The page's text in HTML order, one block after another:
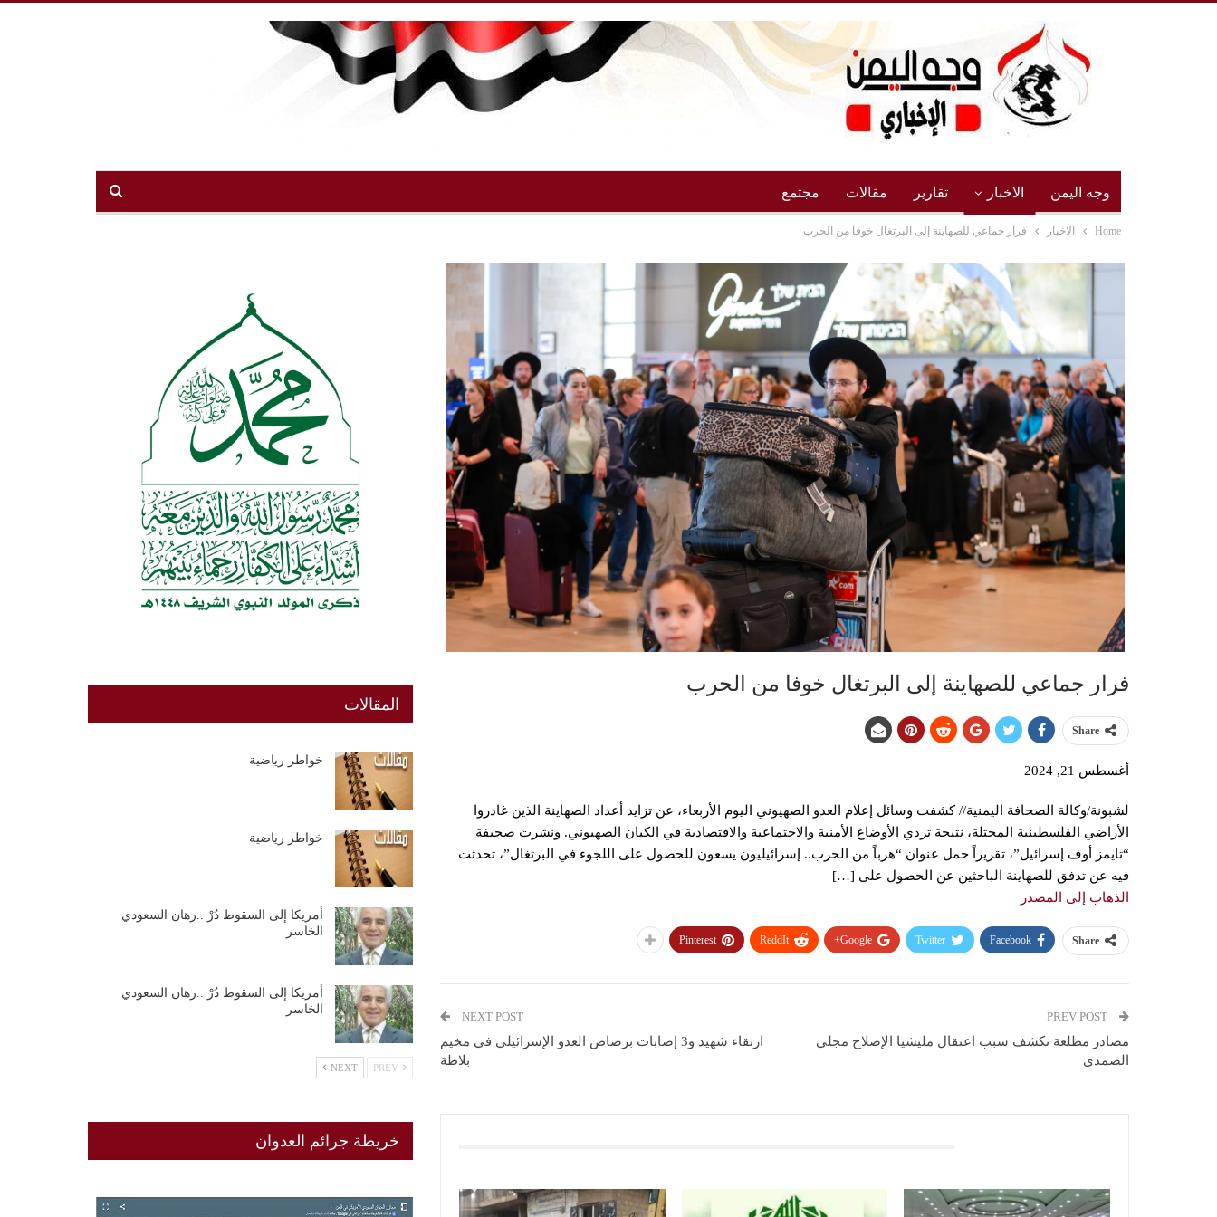
وجه اليمن الاخبار تقارير مقالات مجتمع
Home الاخبار فرار جماعي للصهاينة إلى البرتغال خوفا من الحرب
فرار جماعي للصهاينة إلى البرتغال خوفا من الحرب
Share
أغسطس 21, 2024
لشبونة/وكالة الصحافة اليمنية// كشفت وسائل إعلام العدو الصهيوني اليوم الأربعاء، عن تزايد أعداد الصهاينة الذين غادروا
الأراضي الفلسطينية المحتلة، نتيجة تردي الأوضاع الأمنية والاجتماعية والاقتصادية في الكيان الصهيوني. ونشرت صحيفة
“تايمز أوف إسرائيل”، تقريراً حمل عنوان “هرباً من الحرب.. إسرائيليون يسعون للحصول على اللجوء في البرتغال”، تحدثت
فيه عن تدفق للصهاينة الباحثين عن الحصول على […]
الذهاب إلى المصدر
Share
Facebook
Twitter
Google+
ReddIt
Pinterest
مصادر مطلعة تكشف سبب اعتقال مليشيا الإصلاح مجلي
الصمدي
NEXT POST
ارتقاء شهيد و3 إصابات برصاص العدو الإسرائيلي في مخيم
بلاطة
المقالات
خواطر رياضية
خواطر رياضية
أمريكا إلى السقوط دُرْ ..رهان السعودي
الخاسر
أمريكا إلى السقوط دُرْ ..رهان السعودي
الخاسر
NEXT
خريطة جرائم العدوان